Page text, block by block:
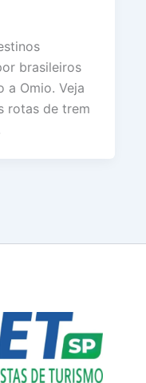
brasileiros
a Omio. Veja
rotas de trem